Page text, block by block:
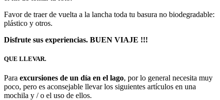
Favor de traer de vuelta a la lancha toda tu basura no biodegradable:
plástico y otros.
Disfrute sus experiencias. BUEN VIAJE !!!
QUE LLEVAR.
Para excursiones de un día en el lago, por lo general necesita muy
poco, pero es aconsejable llevar los siguientes artículos en una
mochila y / o el uso de ellos.